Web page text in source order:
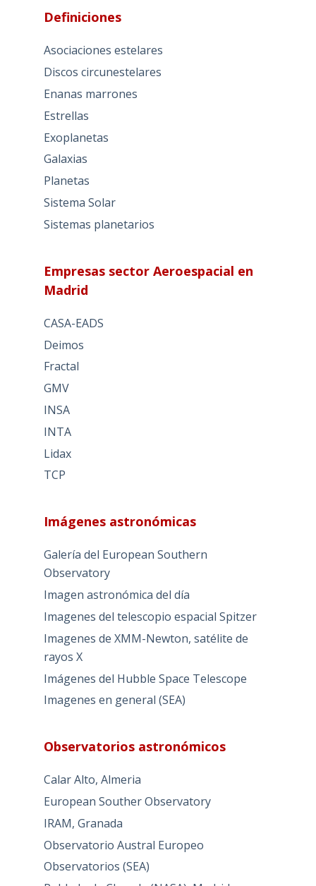
Definiciones
Asociaciones estelares
Discos circunestelares
Enanas marrones
Estrellas
Exoplanetas
Galaxias
Planetas
Sistema Solar
Sistemas planetarios
Empresas sector Aeroespacial en
Madrid
CASA-EADS
Deimos
Fractal
GMV
INSA
INTA
Lidax
TCP
Imágenes astronómicas
Galería del European Southern
Observatory
Imagen astronómica del día
Imagenes del telescopio espacial Spitzer
Imagenes de XMM-Newton, satélite de
rayos X
Imágenes del Hubble Space Telescope
Imagenes en general (SEA)
Observatorios astronómicos
Calar Alto, Almeria
European Souther Observatory
IRAM, Granada
Observatorio Austral Europeo
Observatorios (SEA)